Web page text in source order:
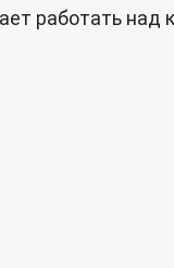
работать над